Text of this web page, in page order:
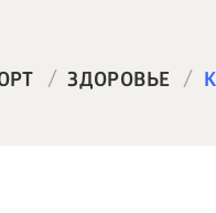
/ ЗДОРОВЬЕ /